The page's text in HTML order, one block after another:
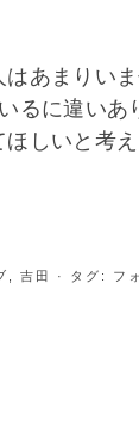
あまりい
るに違い
ほしいと考
吉田 · タグ: フ